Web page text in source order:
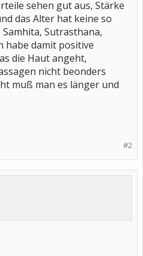
sehen gut aus, Stärke
das Alter hat keine so
Sutrasthana,
habe damit positive
die Haut angeht,
nicht beonders
muß man es länger und
#2